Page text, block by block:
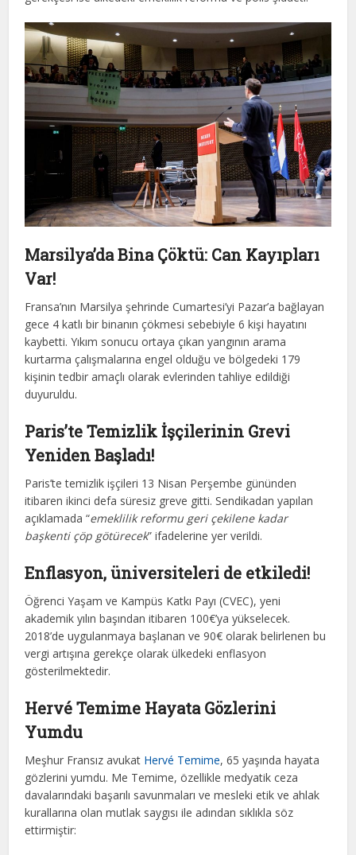
Marsilya’da Bina Çöktü: Can Kayıpları
Var!
Fransa’nın Marsilya şehrinde Cumartesi’yi Pazar’a bağlayan
gece 4 katlı bir binanın çökmesi sebebiyle 6 kişi hayatını
kaybetti. Yıkım sonucu ortaya çıkan yangının arama
kurtarma çalışmalarına engel olduğu ve bölgedeki 179
kişinin tedbir amaçlı olarak evlerinden tahliye edildiği
duyuruldu.
Paris’te Temizlik İşçilerinin Grevi
Yeniden Başladı!
Paris’te temizlik işçileri 13 Nisan Perşembe gününden
itibaren ikinci defa süresiz greve gitti. Sendikadan yapılan
açıklamada “emeklilik reformu geri çekilene kadar
başkenti çöp götürecek” ifadelerine yer verildi.
Enflasyon, üniversiteleri de etkiledi!
Öğrenci Yaşam ve Kampüs Katkı Payı (CVEC), yeni
akademik yılın başından itibaren 100€’ya yükselecek.
2018’de uygulanmaya başlanan ve 90€ olarak belirlenen bu
vergi artışına gerekçe olarak ülkedeki enflasyon
gösterilmektedir.
Hervé Temime Hayata Gözlerini
Yumdu
Meşhur Fransız avukat Hervé Temime, 65 yaşında hayata
gözlerini yumdu. Me Temime, özellikle medyatik ceza
davalarındaki başarılı savunmaları ve mesleki etik ve ahlak
kurallarına olan mutlak saygısı ile adından sıklıkla söz
ettirmiştir: